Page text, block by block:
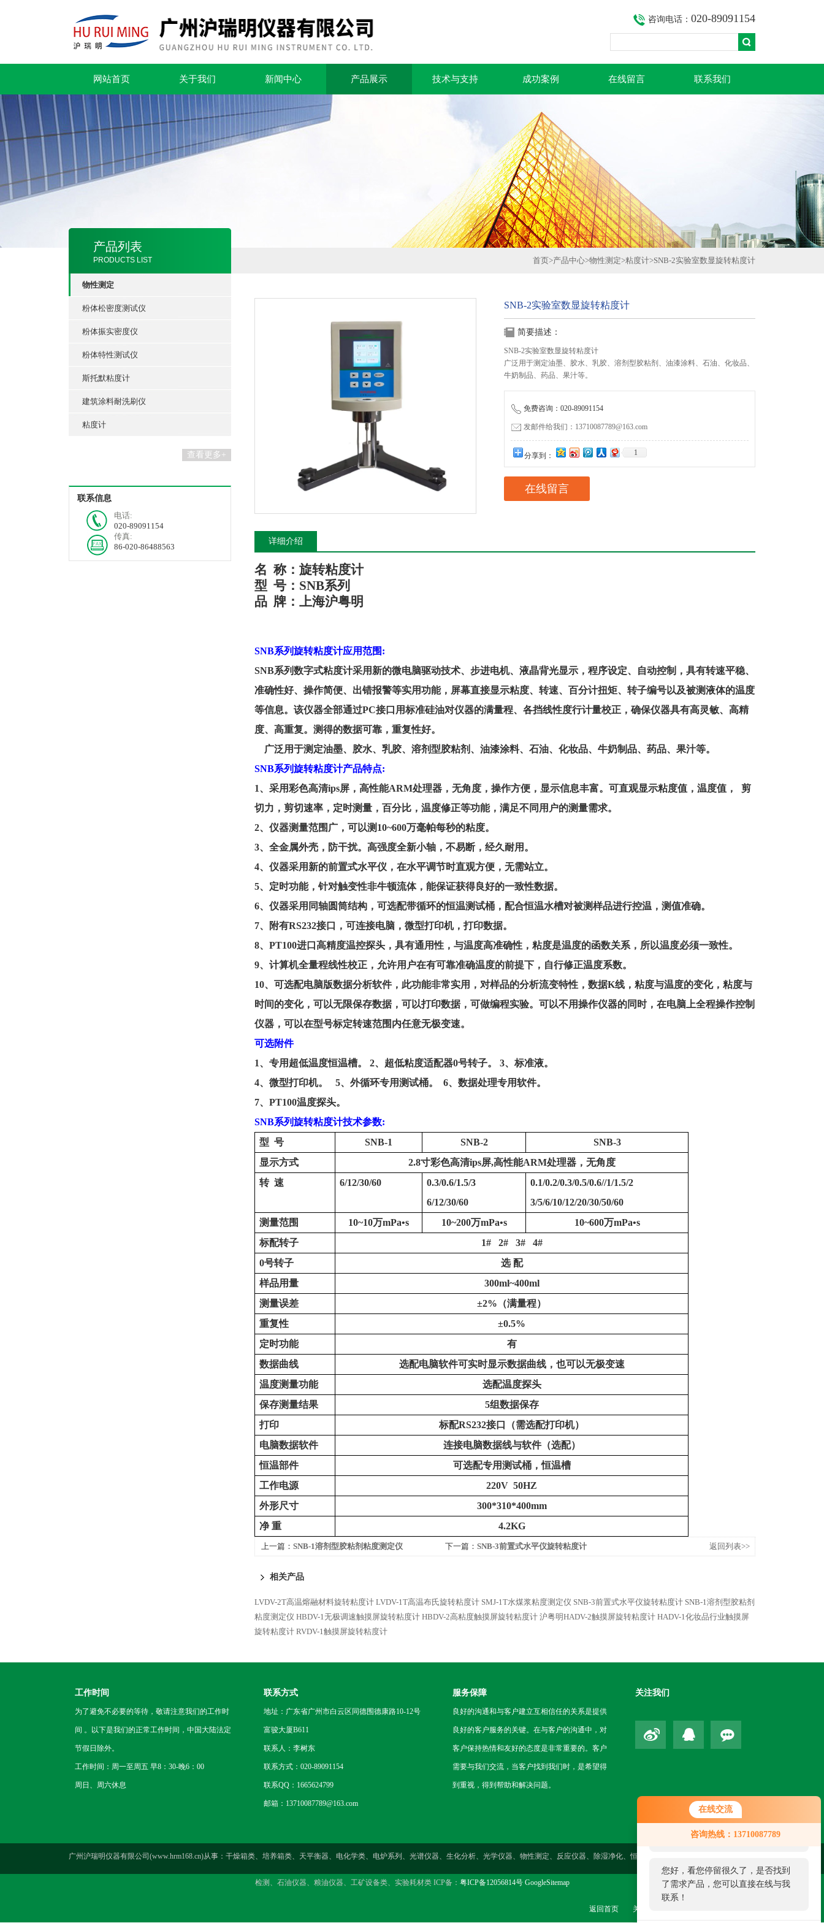
在线交流
咨询热线：13710087789
您好！欢迎前来咨询，很高兴为您
服务，请问您要咨询什么问题呢？
您好，看您停留很久了，是否找到
了需求产品，您可以直接在线与我
联系！
咨询电话： 020-89091154
网站首页 关于我们 新闻中心 产品展示 技术与支持 成功案例 在线留言 联系我们
产品列表
PRODUCTS LIST
物性测定
粉体松密度测试仪
粉体振实密度仪
粉体特性测试仪
斯托默粘度计
建筑涂料耐洗刷仪
粘度计
查看更多+
联系信息
电话:
020-89091154
传真:
86-020-86488563
首页>产品中心>物性测定>粘度计>SNB-2实验室数显旋转粘度计
SNB-2实验室数显旋转粘度计
简要描述：
SNB-2实验室数显旋转粘度计
广泛用于测定油墨、胶水、乳胶、溶剂型胶粘剂、油漆涂料、石油、化妆品、
牛奶制品、药品、果汁等。
免费咨询：020-89091154
发邮件给我们：13710087789@163.com
分享到： 1
在线留言
详细介绍
名 称： 旋转粘度计
型 号： SNB系列
品 牌： 上海沪粤明
SNB系列旋转粘度计应用范围 :
SNB系列数字式粘度计采用新的微电脑驱动技术、步进电机、液晶背光显示，程序设定、自动控制，具有转速平稳、
准确性好、操作简便、出错报警等实用功能，屏幕直接显示粘度、转速、百分计扭矩、转子编号以及被测液体的温度
等信息。该仪器全部通过PC接口用标准硅油对仪器的满量程、各挡线性度行计量校正，确保仪器具有高灵敏、高精
度、高重复。测得的数据可靠，重复性好。
广泛用于测定油墨、胶水、乳胶、溶剂型胶粘剂、油漆涂料、石油、化妆品、牛奶制品、药品、果汁等。
SNB系列旋转粘度计产品特点:
1、采用彩色高清ips屏，高性能ARM处理器，无角度，操作方便，显示信息丰富。可直观显示粘度值，温度值， 剪
切力，剪切速率，定时测量，百分比，温度修正等功能，满足不同用户的测量需求。
2、仪器测量范围广，可以测10~600万毫帕每秒的粘度。
3、全金属外壳，防干扰。高强度全新小轴，不易断，经久耐用。
4、仪器采用新的前置式水平仪，在水平调节时直观方便，无需站立。
5、定时功能，针对触变性非牛顿流体，能保证获得良好的一致性数据。
6、仪器采用同轴圆筒结构，可选配带循环的恒温测试桶，配合恒温水槽对被测样品进行控温，测值准确。
7、附有RS232接口，可连接电脑，微型打印机，打印数据。
8、PT100进口高精度温控探头，具有通用性，与温度高准确性，粘度是温度的函数关系，所以温度必须一致性。
9、计算机全量程线性校正，允许用户在有可靠准确温度的前提下，自行修正温度系数。
10、 可选配电脑版数据分析软件，此功能非常实用，对样品的分析流变特性，数据K线，粘度与温度的变化，粘度与
时间的变化，可以无限保存数据，可以打印数据，可做编程实验。可以不用操作仪器的同时，在电脑上全程操作控制
仪器，可以在型号标定转速范围内任意无极变速。
可选附件
1、专用超低温度恒温槽。
2、 超低粘度适配器0号转子。 3、 标准液。
4、 微型打印机。 5、 外循环专用测试桶。 6、 数据处理专用软件。
7、 PT100温度探头。
SNB系列旋转粘度计技术参数:
型 号 SNB-1 SNB-2
SNB-3
显示方式
2.8寸彩色高清ips屏,高性能ARM处理器，无角度
转 速 6/12/30/60
0.3/0.6/1.5/3
6/12/30/60
0.1/0.2/0.3/0.5/0.6//1/1.5/2
3/5/6/10/12/20/30/50/60
测量范围
10~10万mPa•s 10~200万mPa•s
10~600万mPa•s
标配转子
1# 2# 3# 4#
0号转子
选 配
样品用量
300ml~400ml
测量误差
±2%（满量程）
重复性
±0.5%
定时功能
有
数据曲线
选配电脑软件可实时显示数据曲线，也可以无极变速
温度测量功能
选配温度探头
保存测量结果
5组数据保存
打印
标配RS232接口（需选配打印机）
电脑数据软件
连接电脑数据线与软件（选配）
恒温部件
可选配专用测试桶，恒温槽
工作电源
220V 50HZ
外形尺寸
300*310*400mm
净 重 4.2KG
上一篇： SNB-1溶剂型胶粘剂粘度测定仪 下一篇： SNB-3前置式水平仪旋转粘度计 返回列表>>
相关产品
LVDV-2T高温熔融材料旋转粘度计 LVDV-1T高温布氏旋转粘度计 SMJ-1T水煤浆粘度测定仪 SNB-3前置式水平仪旋转粘度计 SNB-1溶剂型胶粘剂
粘度测定仪 HBDV-1无极调速触摸屏旋转粘度计 HBDV-2高粘度触摸屏旋转粘度计 沪粤明HADV-2触摸屏旋转粘度计 HADV-1化妆品行业触摸屏
旋转粘度计 RVDV-1触摸屏旋转粘度计
工作时间
为了避免不必要的等待，敬请注意我们的工作时
间 。以下是我们的正常工作时间，中国大陆法定
节假日除外。
工作时间：周一至周五 早8：30-晚6：00
周日、周六休息
联系方式
地址：广东省广州市白云区同德围德康路10-12号
富骏大厦B611
联系人：李树东
联系方式：020-89091154
联系QQ：1665624799
邮箱：13710087789@163.com
服务保障
良好的沟通和与客户建立互相信任的关系是提供
良好的客户服务的关键。在与客户的沟通中，对
客户保持热情和友好的态度是非常重要的。客户
需要与我们交流，当客户找到我们时，是希望得
到重视，得到帮助和解决问题。
关注我们
广州沪瑞明仪器有限公司(www.hrm168.cn)从事：干燥箱类、培养箱类、天平衡器、电化学类、电炉系列、光谱仪器、生化分析、光学仪器、物性测定、反应仪器、除湿净化、恒温仪器、气体检测、药检仪器、环境
检测、石油仪器、粮油仪器、工矿设备类、实验耗材类 ICP备： 粤ICP备12056814号 GoogleSitemap
返回首页 关于我们